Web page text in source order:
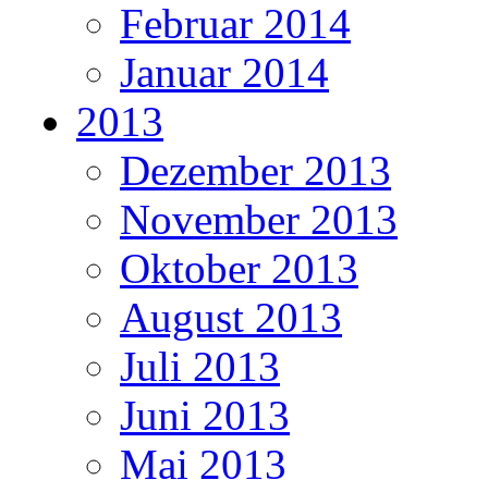
Februar 2014
Januar 2014
2013
Dezember 2013
November 2013
Oktober 2013
August 2013
Juli 2013
Juni 2013
Mai 2013